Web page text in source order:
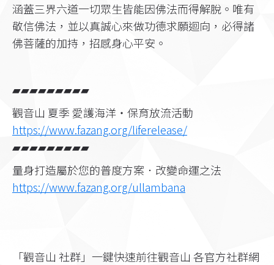
涵蓋三界六道一切眾生皆能因佛法而得解脫。唯有
敬信佛法，並以真誠心來做功德求願迴向，必得諸
佛菩薩的加持，招感身心平安。
▰▰▰▰▰▰▰▰▰
觀音山 夏季 愛護海洋‧保育放流活動
https://www.fazang.org/liferelease/
▰▰▰▰▰▰▰▰▰
量身打造屬於您的普度方案．改變命運之法
https://www.fazang.org/ullambana
「觀音山 社群」一鍵快速前往觀音山 各官方社群網